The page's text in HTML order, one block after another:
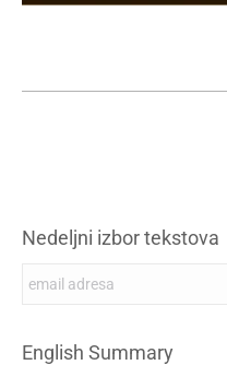
Nedeljni izbor tekstova
English Summary